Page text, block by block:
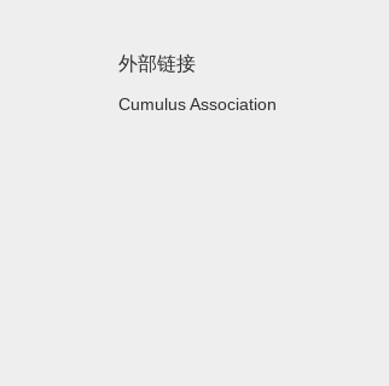
外部链接
Cumulus Association